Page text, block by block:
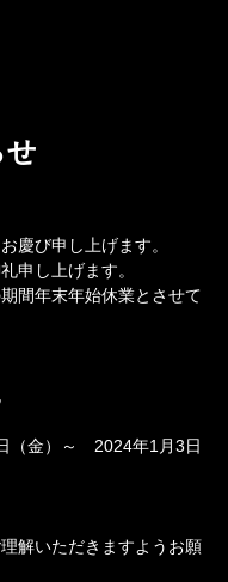
せ
慶び申し上げます。
申し上げます。
間年末年始休業とさせて
（金）～ 2024年1月3日
解いただきますようお願